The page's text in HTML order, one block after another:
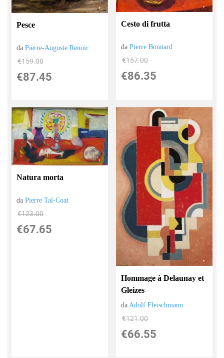
Pesce
daPierre-Auguste Renoir
€159.00
€87.45
Cesto di frutta
daPierre Bonnard
€157.00
€86.35
Natura morta
daPierre Tal-Coat
€123.00
€67.65
Hommage à Delaunay et
Gleizes
da Adolf Fleischmann
€121.00
€66.55